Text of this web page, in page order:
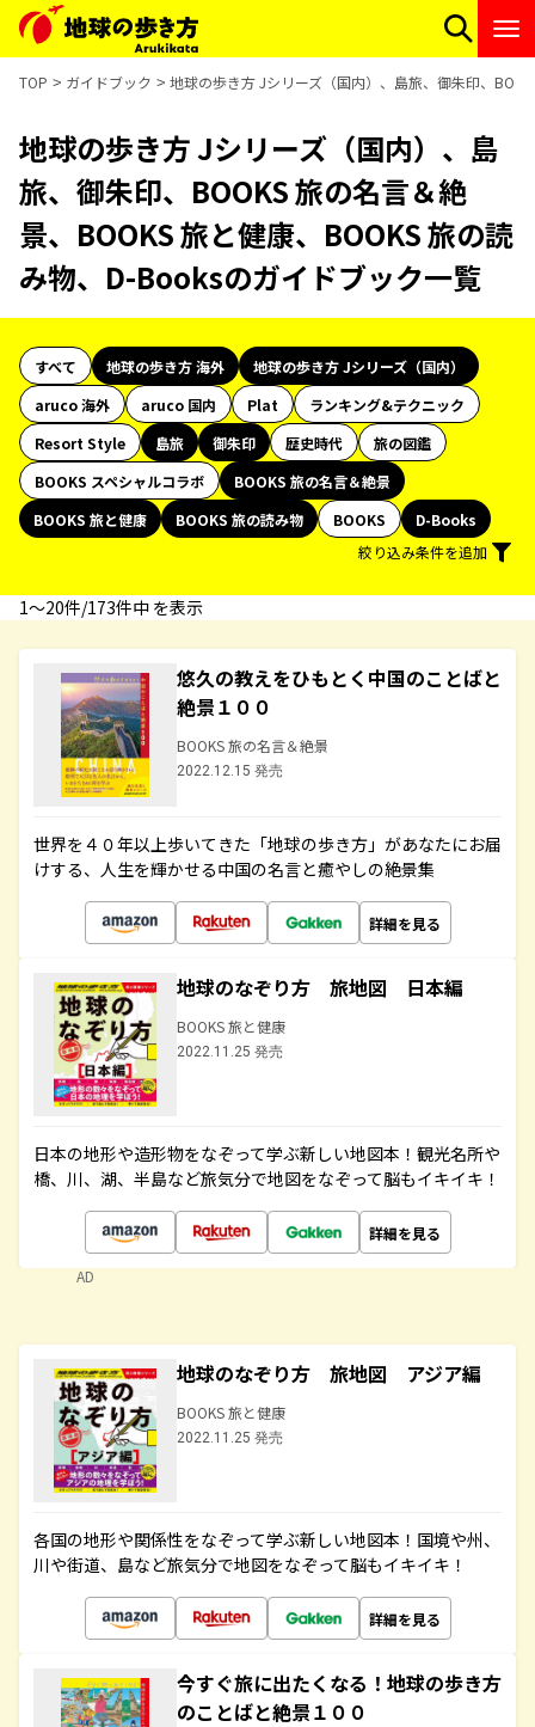
TOP ガイドブック 地球の歩き方 Jシリーズ（国内）、島旅、御朱印、
地球の歩き方 Jシリーズ（国内）、島
旅、御朱印、BOOKS 旅の名言＆絶
景、BOOKS 旅と健康、BOOKS 旅の読
み物、D-Booksのガイドブック一覧
すべて 地球の歩き方 海外
地球の歩き方 Jシリーズ（国内）
aruco 海外
aruco 国内 Plat
ランキング&テクニック
Resort Style
島旅 御朱印 歴史時代
旅の図鑑
BOOKS スペシャルコラボ
BOOKS 旅の名言＆絶景
BOOKS 旅と健康
BOOKS 旅の読み物 BOOKS
D-Books
絞り込み条件を追加
1〜20件/173件中 を表示
悠久の教えをひもとく中国のことばと
絶景１００
BOOKS 旅の名言＆絶景
2022.12.15 発売
世界を４０年以上歩いてきた「地球の歩き方」があなたにお届
けする、人生を輝かせる中国の名言と癒やしの絶景集
詳細を見る
地球のなぞり方 旅地図 日本編
BOOKS 旅と健康
2022.11.25 発売
日本の地形や造形物をなぞって学ぶ新しい地図本！観光名所や
橋、川、湖、半島など旅気分で地図をなぞって脳もイキイキ！
詳細を見る
AD
地球のなぞり方 旅地図 アジア編
BOOKS 旅と健康
2022.11.25 発売
各国の地形や関係性をなぞって学ぶ新しい地図本！国境や州、
川や街道、島など旅気分で地図をなぞって脳もイキイキ！
詳細を見る
今すぐ旅に出たくなる！地球の歩き方
のことばと絶景１００